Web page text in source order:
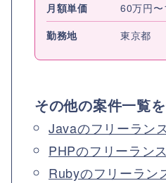
月額単価
60万円
勤務地
東京都
その他の案件一覧
Javaのフリーラン
PHPのフリーラン
Rubyのフリーラン